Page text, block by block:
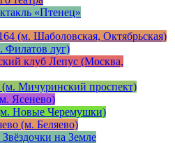
«Птенец»
(м. Шаболовская, Октябрьская)
Филатов луг)
клуб Лепус (Москва,
Мичуринский проспект)
Ясенево)
Новые Черемушки)
(м. Беляево)
на Земле